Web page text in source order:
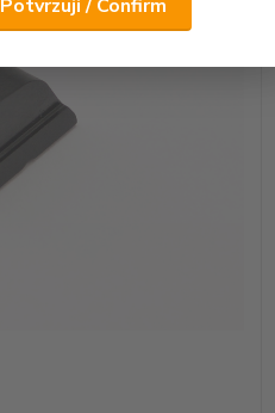
Potvrzuji / Confirm